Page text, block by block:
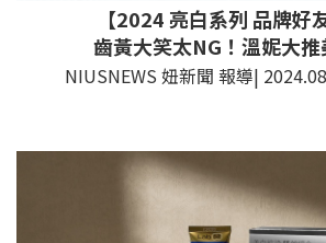
【2024 亮白系列 品牌好
齒黃大笑太NG！溫妮大
NIUSNEWS 妞新聞 報導|